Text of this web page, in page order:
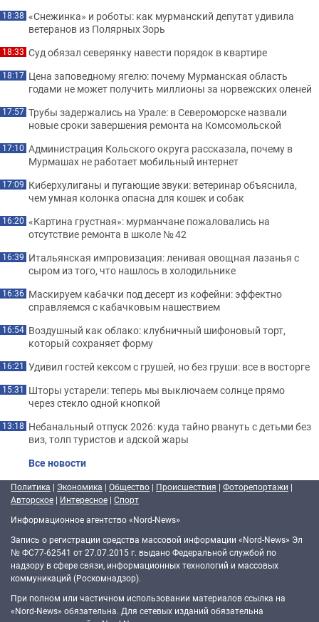
18:38 «Снежинка» и роботы: как мурманский депутат удивила
ветеранов из Полярных Зорь
18:33 Суд обязал северянку навести порядок в квартире
18:17 Цена заповедному ягелю: почему Мурманская область
годами не может получить миллионы за норвежских оленей
17:57 Трубы задержались на Урале: в Североморске назвали
новые сроки завершения ремонта на Комсомольской
17:10 Администрация Кольского округа рассказала, почему в
Мурмашах не работает мобильный интернет
17:09 Киберхулиганы и пугающие звуки: ветеринар объяснила,
чем умная колонка опасна для кошек и собак
16:20 «Картина грустная»: мурманчане пожаловались на
отсутствие ремонта в школе № 42
16:39 Итальянская импровизация: ленивая овощная лазанья с
сыром из того, что нашлось в холодильнике
16:36 Маскируем кабачки под десерт из кофейни: эффектно
справляемся с кабачковым нашествием
16:54 Воздушный как облако: клубничный шифоновый торт,
который сохраняет форму
16:21 Удивил гостей кексом с грушей, но без груши: все в восторге
15:31 Шторы устарели: теперь мы выключаем солнце прямо
через стекло одной кнопкой
13:18 Небанальный отпуск 2026: куда тайно рвануть с детьми без
виз, толп туристов и адской жары
Все новости
Политика | Экономика | Общество | Происшествия | Фоторепортажи |
Авторское | Интересное | Спорт
Информационное агентство «Nord-News»
Запись о регистрации средства массовой информации «Nord-News» Эл
№ ФС77-62541 от 27.07.2015 г. выдано Федеральной службой по
надзору в сфере связи, информационных технологий и массовых
коммуникаций (Роскомнадзор).
При полном или частичном использовании материалов ссылка на
«Nord-News» обязательна. Для сетевых изданий обязательна